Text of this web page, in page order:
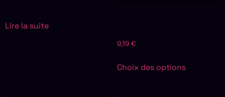
Lire la suite
9,19 €
Choix des options